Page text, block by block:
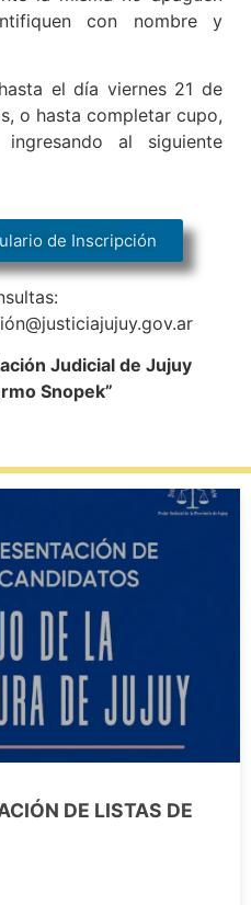
con nombre y
el día viernes 21 de
o hasta completar cupo,
al siguiente
de Inscripción
Judicial de Jujuy
Snopek”
DE LISTAS DE